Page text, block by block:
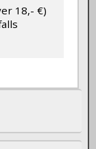
18,- €)